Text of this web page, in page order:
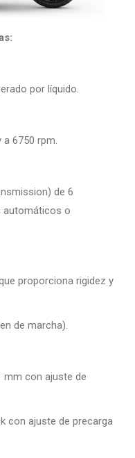
por líquido.
6750 rpm.
de 6
automáticos o
proporciona rigidez y
de marcha).
mm con ajuste de
con ajuste de precarga